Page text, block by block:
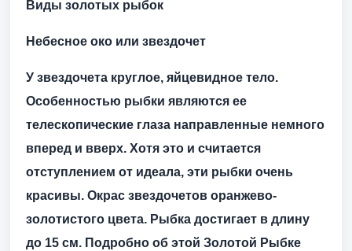
Виды золотых рыбок
Небесное око или звездочет
У звездочета круглое, яйцевидное тело.
Особенностью рыбки являются ее
телескопические глаза направленные немного
вперед и вверх. Хотя это и считается
отступлением от идеала, эти рыбки очень
красивы. Окрас звездочетов оранжево-
золотистого цвета. Рыбка достигает в длину
до 15 см. Подробно об этой Золотой Рыбке